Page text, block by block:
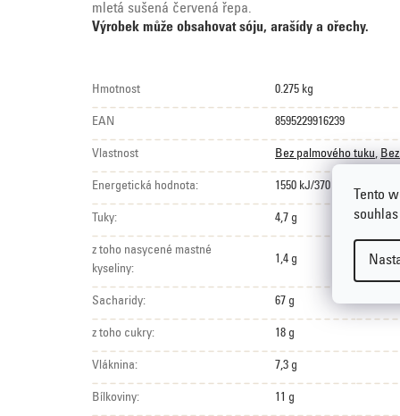
Tento
mletá sušená červená řepa.
Výrobek může obsahovat sóju, arašídy a ořechy.
Hmotnost 0.275 kg
EAN 8595229916239
Vlastnost Bez palmového tuku,
Energetická hodnota: 1550 kJ/370 kcal
Tuky: 4,7 g
z toho nasycené mastné
kyseliny:
1,4 g
Sacharidy: 67 g
z toho cukry: 18 g
Vláknina: 7,3 g
Bílkoviny: 11 g